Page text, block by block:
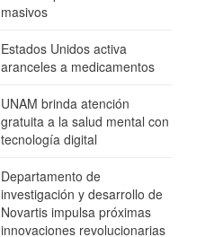
masivos
Estados Unidos activa
aranceles a medicamentos
UNAM brinda atención
gratuita a la salud mental con
tecnología digital
Departamento de
investigación y desarrollo de
Novartis impulsa próximas
innovaciones revolucionarias